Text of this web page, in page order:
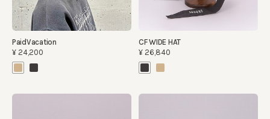
PaidVacation
¥24,200
CF WIDE HAT
¥26,840